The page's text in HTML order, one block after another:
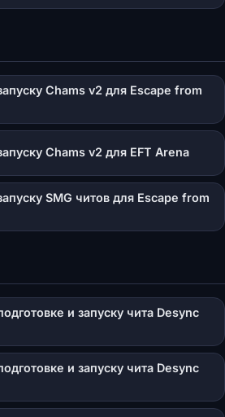
Chams v2 для Escape from
Chams v2 для EFT Arena
SMG читов для Escape from
и запуску чита Desync
и запуску чита Desync